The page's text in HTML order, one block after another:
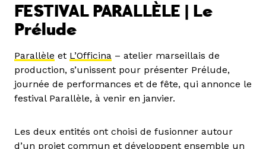
FESTIVAL PARALLÈLE | Le
Prélude
Parallèle et L’Officina – atelier marseillais de
production, s’unissent pour présenter Prélude,
journée de performances et de fête, qui annonce le
festival Parallèle, à venir en janvier.
Les deux entités ont choisi de fusionner autour
d’un projet commun et développent ensemble un